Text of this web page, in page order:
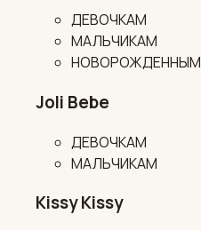
ДЕВОЧКАМ
МАЛЬЧИКАМ
НОВОРОЖДЕННЫМ
Joli Bebe
ДЕВОЧКАМ
МАЛЬЧИКАМ
Kissy Kissy